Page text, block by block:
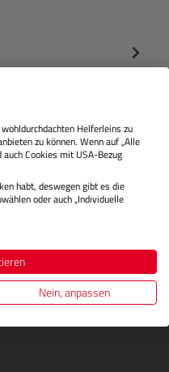
Wahl für
präzise und
Helferleins zu
zu können. Wenn auf „Alle
Cookies mit USA-Bezug
habt, deswegen gibt es die
oder auch „Individuelle
Nein, anpassen